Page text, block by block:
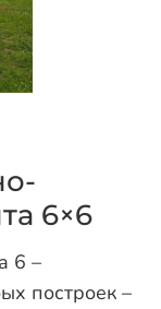
6×6
6 –
построек –